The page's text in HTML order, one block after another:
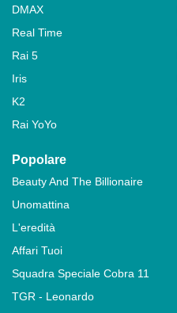
DMAX
Real Time
Rai 5
Iris
K2
Rai YoYo
Popolare
Beauty And The Billionaire
Unomattina
L'eredità
Affari Tuoi
Squadra Speciale Cobra 11
TGR - Leonardo